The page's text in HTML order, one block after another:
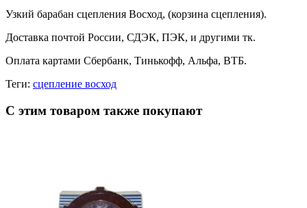
Узкий барабан сцепления Восход, (корзина сцепления).
Доставка почтой России, СДЭК, ПЭК, и другими тк.
Оплата картами Сбербанк, Тинькофф, Альфа, ВТБ.
Теги: сцепление восход
С этим товаром также покупают